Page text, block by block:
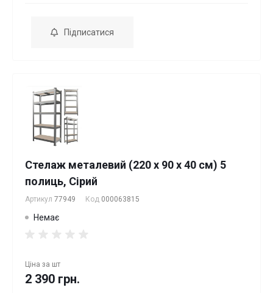
Підписатися
Стелаж металевий (220 х 90 х 40 см) 5
полиць, Сірий
Артикул 77949 Код 000063815
Немає
Ціна за шт
2 390 грн.